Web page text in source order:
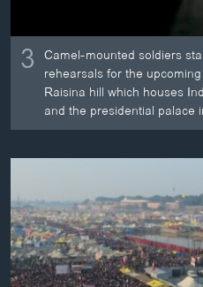
3 Camel-mounted soldiers
rehearsals for the
Raisina hill which houses
and the presidential palace